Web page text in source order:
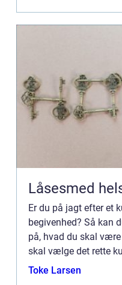
Låsesmed
Er du på jagt efter et
begivenhed? Så kan
på, hvad du skal
skal vælge det rette
begivenhed. Vi
Toke Larsen